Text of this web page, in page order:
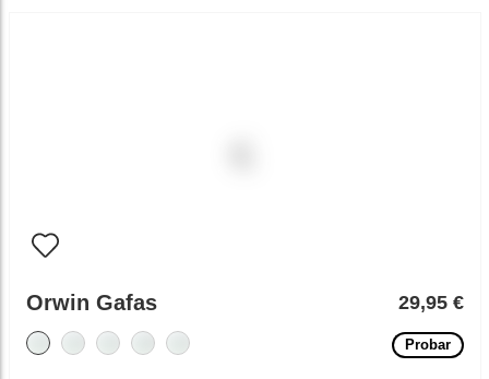
Orwin Gafas 29,95 €
Probar